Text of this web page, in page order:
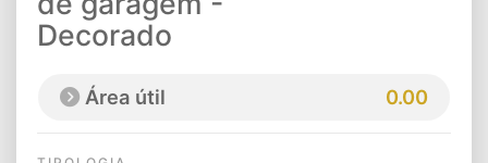
Decorado
Área útil 0.00